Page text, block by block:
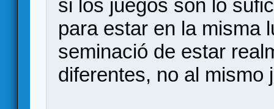
si los juegos son lo
para estar en la misma
seminació de estar
diferentes, no al mismo